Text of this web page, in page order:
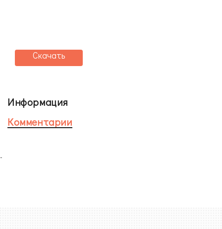
Скачать
Информация
Комментарии
-